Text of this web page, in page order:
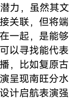
力，虽然其文
关联，但将端
一起，是能够
以寻找能代表
，比如复原古
呈现南旺分水
计启航表演强